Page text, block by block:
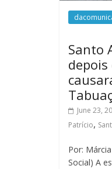
Santo
June 23,
Patrício,
Por:
Social) A